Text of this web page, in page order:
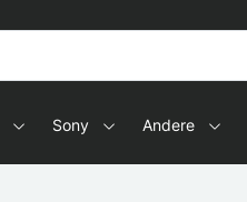
Sony Andere